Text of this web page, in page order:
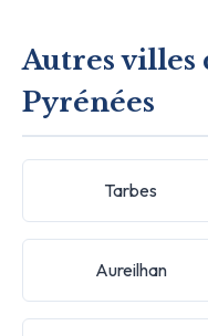
Autres villes
Pyrénées
Tarbes
Aureilhan